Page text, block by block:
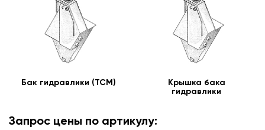
Бак гидравлики (TCM)
Крышка бака
гидравлики
Запрос цены по артикулу: